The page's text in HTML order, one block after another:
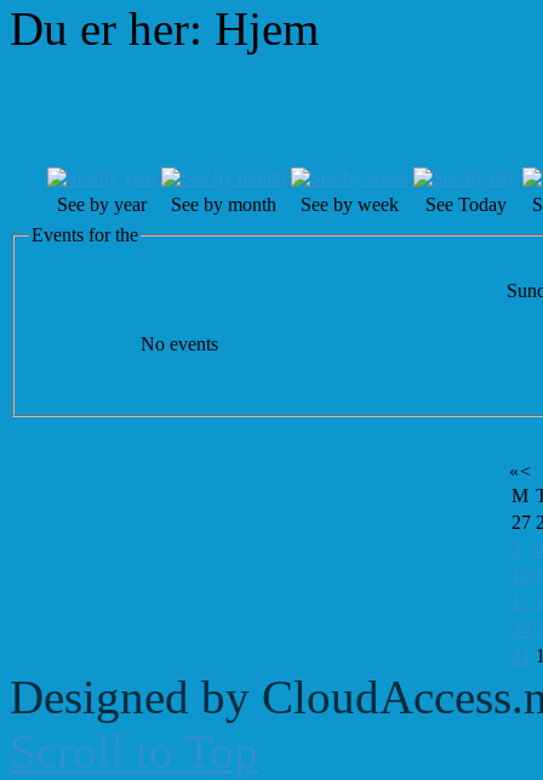
Du er her: Hjem
See by year See by month See by week See Today
Events for the
No events
«<
M
27
3
10
17
24
31
Designed by
Scroll to Top